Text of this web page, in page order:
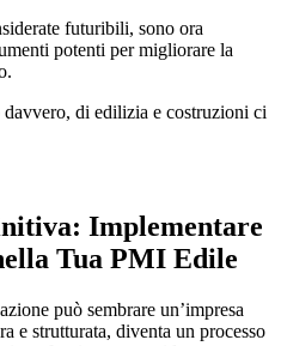
futuribili, sono ora
potenti per migliorare la
di edilizia e costruzioni ci
Implementare
Tua PMI Edile
può sembrare un’impresa
e strutturata, diventa un processo